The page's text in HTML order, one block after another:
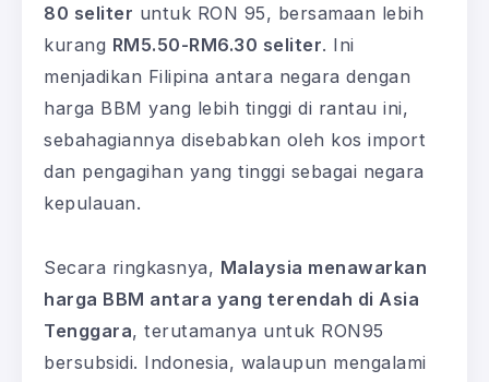
80 seliter untuk RON 95, bersamaan lebih
kurang RM5.50-RM6.30 seliter. Ini
menjadikan Filipina antara negara dengan
harga BBM yang lebih tinggi di rantau ini,
sebahagiannya disebabkan oleh kos import
dan pengagihan yang tinggi sebagai negara
kepulauan.
Secara ringkasnya, Malaysia menawarkan
harga BBM antara yang terendah di Asia
Tenggara, terutamanya untuk RON95
bersubsidi. Indonesia, walaupun mengalami